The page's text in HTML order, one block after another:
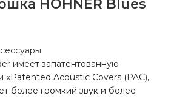
HOHNER Blues
имеет запатентованную
Acoustic Covers (PAC),
более громкий звук и более